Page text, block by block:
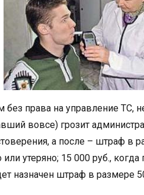
без права на управление ТС,
вовсе) грозит
а после – штраф в
утеряно; 15 000 руб.,
назначен штраф в размере